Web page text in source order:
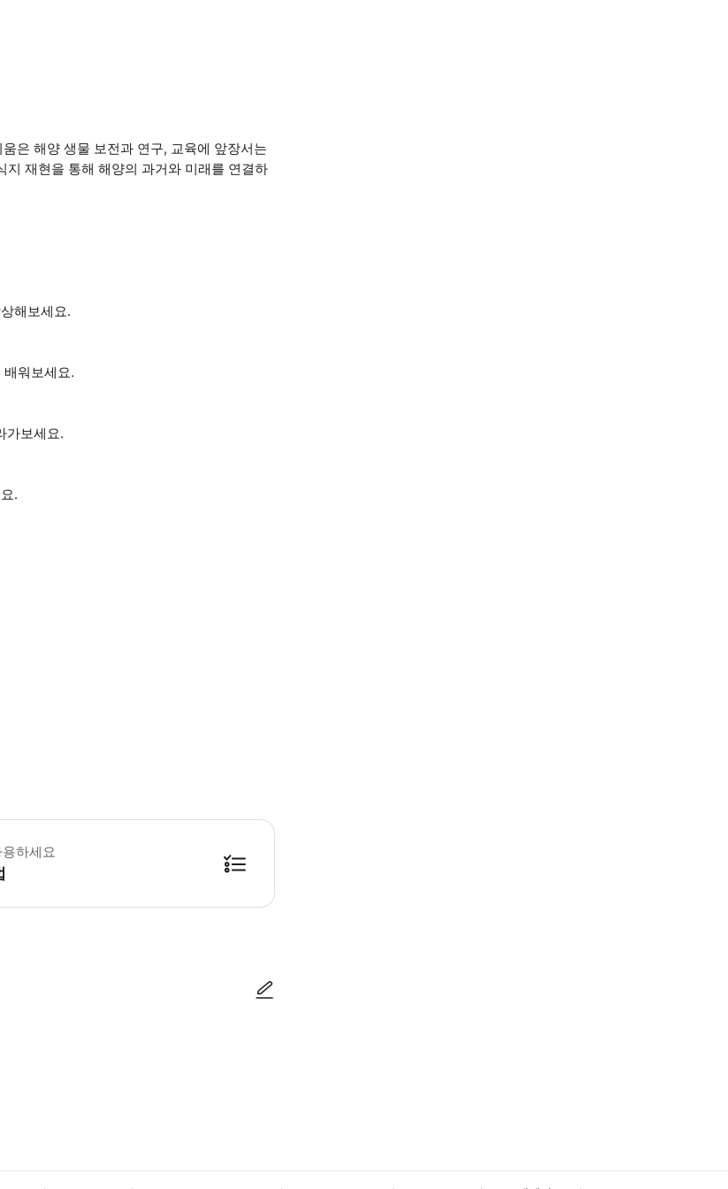
은 해양 생물 보전과 연구, 교육에 앞장서는
재현을 통해 해양의 과거와 미래를 연결하
해보세요.
워보세요.
가보세요.
.
안내사항 ✔ 본 티켓은 지정된 날짜에만 사용 가능합니다. ✔ 모바일 티켓을 입장 게이트 또는 매표소에 제시해 주세요. ✔ 입장 후 같은
하세요